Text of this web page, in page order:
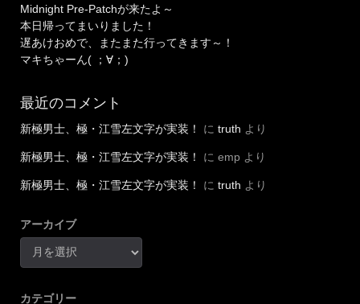
Midnight Pre-Patchが来たよ～
本日帰ってまいりました！
遅あけおめで、またまた行ってきます～！
マキちゃーん( ；∀；)
最近のコメント
新極男士、極・江雪左文字が実装！ に truth より
新極男士、極・江雪左文字が実装！ に emp より
新極男士、極・江雪左文字が実装！ に truth より
アーカイブ
カテゴリー